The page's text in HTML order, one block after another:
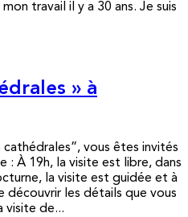
travail il y a 30 ans. Je suis
» à
vous êtes invités
: À 19h, la visite est libre, dans
la visite est guidée et à
découvrir les détails que vous
visite de...